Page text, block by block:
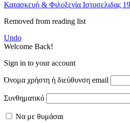
Κατασκευή & Φιλοξενία Ιστοσελιδας
Removed from reading list
Undo
Welcome Back!
Sign in to your account
Όνομα χρήστη ή διεύθυνση email
Συνθηματικό
Να με θυμάσαι